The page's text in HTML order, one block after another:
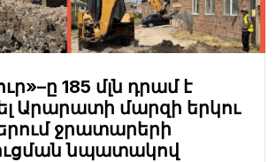
185 մլն դրամ է
Արարատի մարզի երկու
ջրատարերի
նպատակով